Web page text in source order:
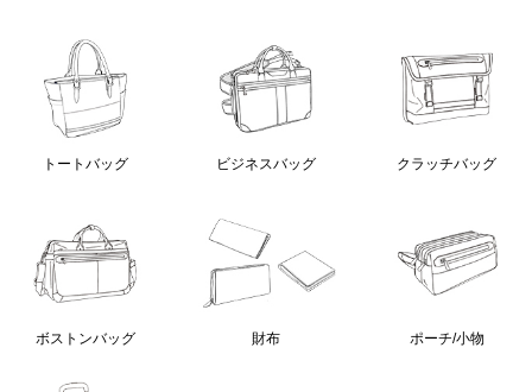
トートバッグ ビジネスバッグ クラッチバッグ
ボストンバッグ 財布 ポーチ/小物